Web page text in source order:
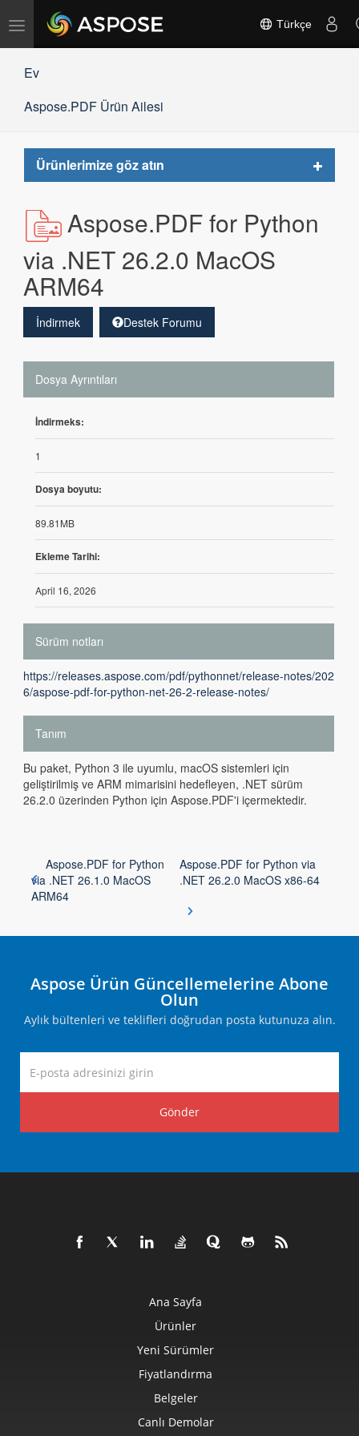
Gezinmeyi
Türkçe
Ev
Aspose.PDF Ürün Ailesi
Ürünlerimize göz atın
Toggle
Aspose.PDF for Python
via .NET 26.2.0 MacOS
ARM64
İndirmek Destek Forumu
Dosya Ayrıntıları
İndirmeks:
1
Dosya boyutu:
89.81MB
Ekleme Tarihi:
April 16, 2026
Sürüm notları
https://releases.aspose.com/pdf/pythonnet/release-notes/202
6/aspose-pdf-for-python-net-26-2-release-notes/
Tanım
Bu paket, Python 3 ile uyumlu, macOS sistemleri için
geliştirilmiş ve ARM mimarisini hedefleyen, .NET sürüm
26.2.0 üzerinden Python için Aspose.PDF'i içermektedir.
Aspose.PDF for Python
via .NET 26.1.0 MacOS
ARM64
Aspose.PDF for Python via
.NET 26.2.0 MacOS x86-64
Aspose Ürün Güncellemelerine Abone
Olun
Aylık bültenleri ve teklifleri doğrudan posta kutunuza alın.
Gönder
Ana Sayfa
Ürünler
Yeni Sürümler
Fiyatlandırma
Belgeler
Canlı Demolar